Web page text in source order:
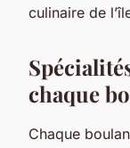
culinaire de
chaque
Chaque